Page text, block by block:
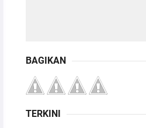
BAGIKAN
TERKINI